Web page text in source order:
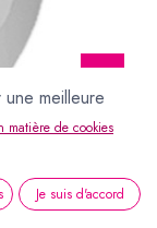
meilleure
matière de cookies
Je suis d'accord